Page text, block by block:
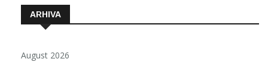
ARHIVA
August 2026